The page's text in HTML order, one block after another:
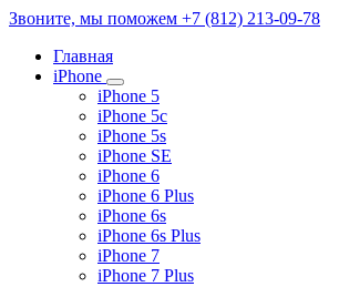
Звоните, мы поможем +7 (812) 213-09-78
Главная
iPhone
iPhone 5
iPhone 5c
iPhone 5s
iPhone SE
iPhone 6
iPhone 6 Plus
iPhone 6s
iPhone 6s Plus
iPhone 7
iPhone 7 Plus